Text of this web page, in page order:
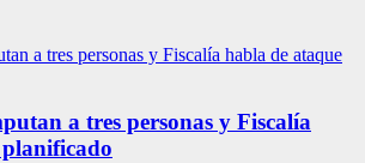
a tres personas y Fiscalía